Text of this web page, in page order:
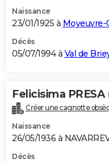
Naissance
23/01/1925 à Moyeuvre-
Décès
05/07/1994 à Val de
Felicisima PRESA
Créer une cagnotte
Naissance
26/05/1936 à
Décès